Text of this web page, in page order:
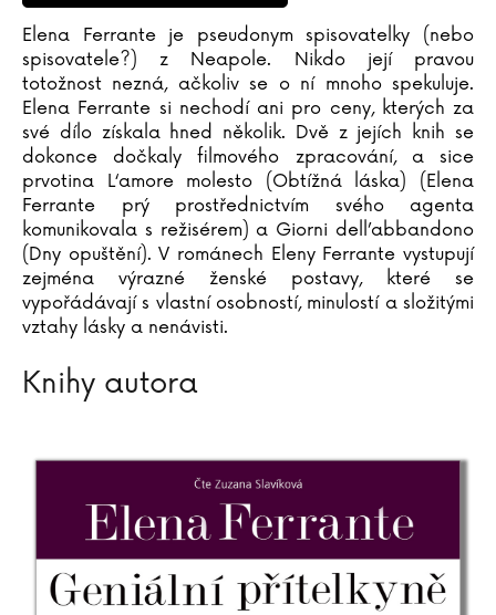
Adrian Besley
Laurent Binet
Judy Blumeová
Emil Boček
Paula Bossio
Katja Brandisová
Richard Branson
Sara Brezzi
Otakar Brousek ml.
Marie Bruce
Christiane Brüning
Catherine Bruzzone
Igor Bukovský
Claudia Carlsová
Chris Carter
Manlio Castagna
Ismael Barriguete Castro
Elena Ferrante je pseudonym spisovatelky (nebo
spisovatele?) z Neapole. Nikdo její pravou
totožnost nezná, ačkoliv se o ní mnoho spekuluje.
Elena Ferrante si nechodí ani pro ceny, kterých za
své dílo získala hned několik. Dvě z jejích knih se
dokonce dočkaly filmového zpracování, a sice
prvotina L‘amore molesto (Obtížná láska) (Elena
Ferrante prý prostřednictvím svého agenta
komunikovala s režisérem) a Giorni dell’abbandono
(Dny opuštění). V románech Eleny Ferrante vystupují
zejména výrazné ženské postavy, které se
vypořádávají s vlastní osobností, minulostí a složitými
vztahy lásky a nenávisti.
Knihy autora